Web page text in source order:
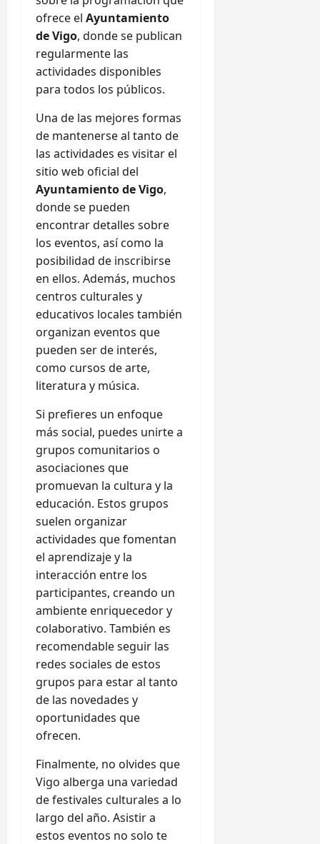
ofrece el Ayuntamiento
de Vigo, donde se publican
regularmente las
actividades disponibles
para todos los públicos.
Una de las mejores formas
de mantenerse al tanto de
las actividades es visitar el
sitio web oficial del
Ayuntamiento de Vigo,
donde se pueden
encontrar detalles sobre
los eventos, así como la
posibilidad de inscribirse
en ellos. Además, muchos
centros culturales y
educativos locales también
organizan eventos que
pueden ser de interés,
como cursos de arte,
literatura y música.
Si prefieres un enfoque
más social, puedes unirte a
grupos comunitarios o
asociaciones que
promuevan la cultura y la
educación. Estos grupos
suelen organizar
actividades que fomentan
el aprendizaje y la
interacción entre los
participantes, creando un
ambiente enriquecedor y
colaborativo. También es
recomendable seguir las
redes sociales de estos
grupos para estar al tanto
de las novedades y
oportunidades que
ofrecen.
Finalmente, no olvides que
Vigo alberga una variedad
de festivales culturales a lo
largo del año. Asistir a
estos eventos no solo te